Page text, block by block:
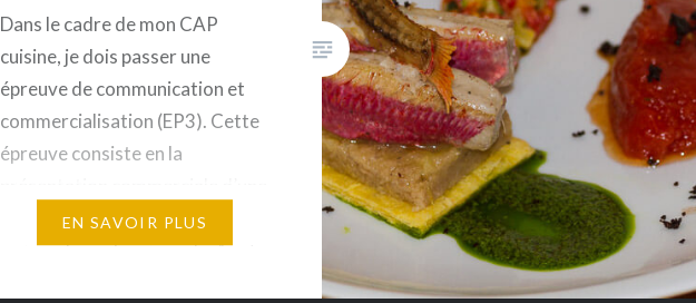
Dans le cadre de mon CAP
cuisine, je dois passer une
épreuve de communication et
commercialisation (EP3). Cette
épreuve consiste en la
recette de notre choix devant
un jury de professionnels. Après
EN SAVOIR PLUS